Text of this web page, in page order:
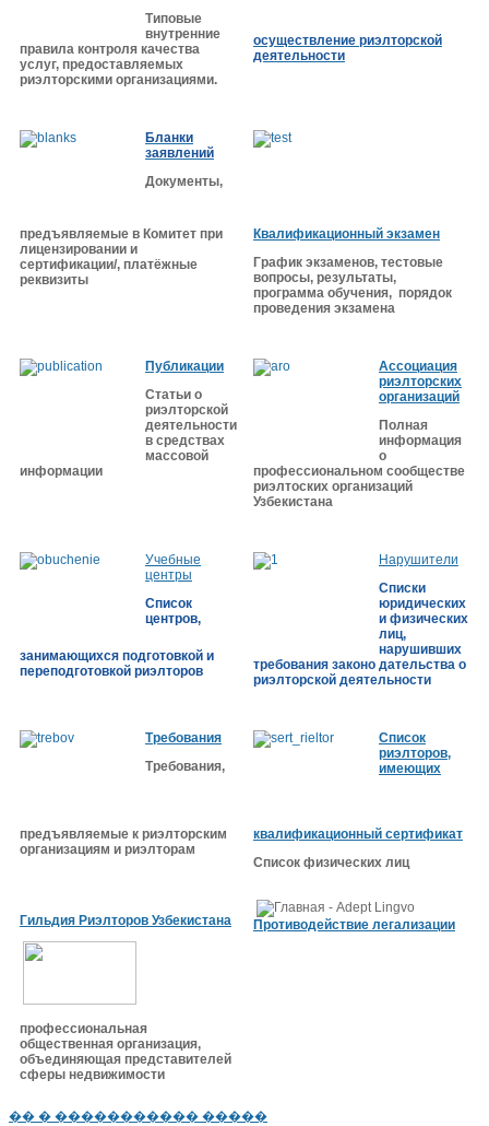
Типовые
внутренние
правила контроля качества
услуг, предоставляемых
риэлторскими организациями.
осуществление риэлторской
деятельности
Бланки
заявлений
Документы,
предъявляемые в Комитет при
лицензировании и
сертификации/, платёжные
реквизиты
Квалификационный экзамен
График экзаменов, тестовые
вопросы, результаты,
программа обучения, порядок
проведения экзамена
Публикации
Статьи о
риэлторской
деятельности
в средствах
массовой
информации
Ассоциация
риэлторских
организаций
Полная
информация
о
професcиональном сообществе
риэлтоских организаций
Узбекистана
Учебные
центры
Список
центров,
занимающихся подготовкой и
переподготовкой риэлторов
Нарушители
Списки
юридических
и физических
лиц,
нарушивших
требования законо дательства о
риэлторской деятельности
Требования
Требования,
предъявляемые к риэлторским
организациям и риэлторам
Список
риэлторов,
имеющих
квалификационный сертификат
Список физических лиц
Гильдия Риэлторов Узбекистана
профессиональная
общественная организация,
объединяющая представителей
сферы недвижимости
Противодействие легализации
�� � ����������� �����